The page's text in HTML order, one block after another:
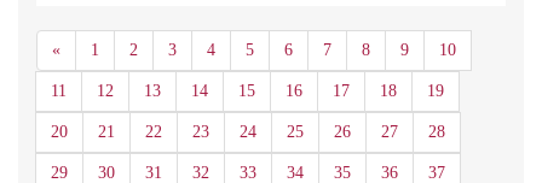
«Anterior
1 2 3 4 5 6 7 8 9 10
11 12 13 14 15 16 17 18 19
20 21 22 23 24 25 26 27 28
29 30 31 32 33 34 35 36 37